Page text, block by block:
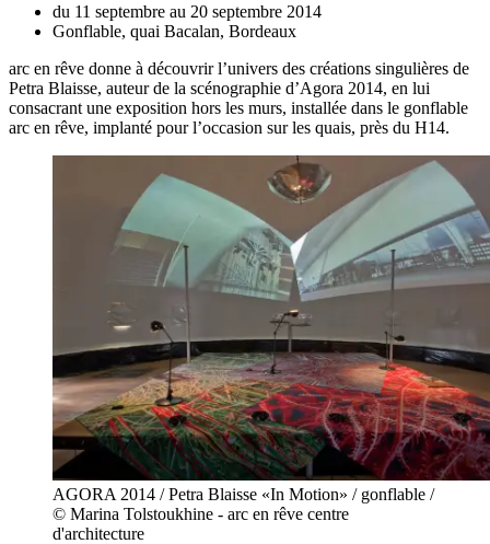
du 11 septembre au 20 septembre 2014
Gonflable, quai Bacalan, Bordeaux
arc en rêve donne à découvrir l’univers des créations singulières de
Petra Blaisse, auteur de la scénographie d’Agora 2014, en lui
consacrant une exposition hors les murs, installée dans le gonflable
arc en rêve, implanté pour l’occasion sur les quais, près du H14.
AGORA 2014 / Petra Blaisse «In Motion» / gonflable /
© Marina Tolstoukhine - arc en rêve centre
d'architecture